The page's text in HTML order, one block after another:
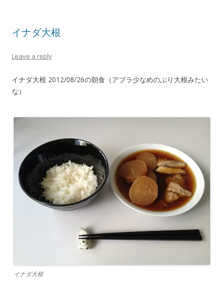
イナダ大根
Leave a reply
イナダ大根 2012/08/26の朝食（アブラ少なめのぶり大根みたい
な）
イナダ大根